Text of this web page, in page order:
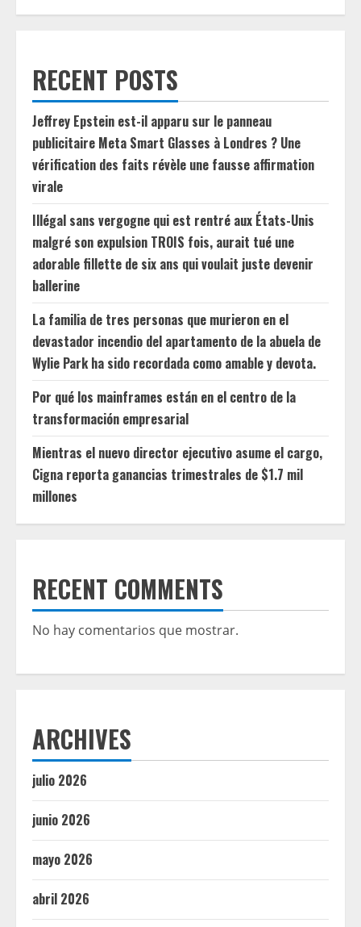
RECENT POSTS
Jeffrey Epstein est-il apparu sur le panneau
publicitaire Meta Smart Glasses à Londres ? Une
vérification des faits révèle une fausse affirmation
virale
Illégal sans vergogne qui est rentré aux États-Unis
malgré son expulsion TROIS fois, aurait tué une
adorable fillette de six ans qui voulait juste devenir
ballerine
La familia de tres personas que murieron en el
devastador incendio del apartamento de la abuela de
Wylie Park ha sido recordada como amable y devota.
Por qué los mainframes están en el centro de la
transformación empresarial
Mientras el nuevo director ejecutivo asume el cargo,
Cigna reporta ganancias trimestrales de $1.7 mil
millones
RECENT COMMENTS
No hay comentarios que mostrar.
ARCHIVES
julio 2026
junio 2026
mayo 2026
abril 2026